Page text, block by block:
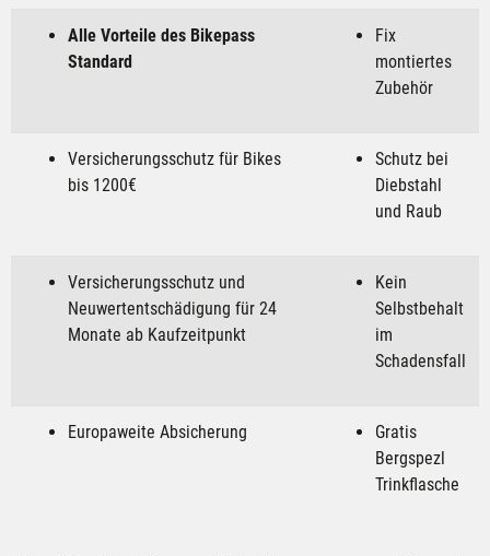
Alle Vorteile des Bikepass
Standard
Fix
montiertes
Zubehör
Versicherungsschutz für Bikes
bis 1200€
Schutz bei
Diebstahl
und Raub
Versicherungsschutz und
Neuwertentschädigung für 24
Monate ab Kaufzeitpunkt
Kein
Selbstbehalt
im
Schadensfall
Europaweite Absicherung
Gratis
Bergspezl
Trinkflasche